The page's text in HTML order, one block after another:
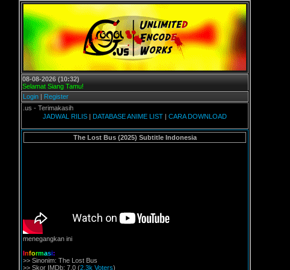
08-08-2026 (10:32)
Selamat Siang Tamu!
Login | Register
- Terimakasih
JADWAL RILIS | DATABASE ANIME LIST | CARA DOWNLOAD
The Lost Bus (2025) Subtitle Indonesia
menegangkan ini
Informasi:
>> Sinonim: The Lost Bus
>> Skor IMDb: 7.0 (2.3k Voters)